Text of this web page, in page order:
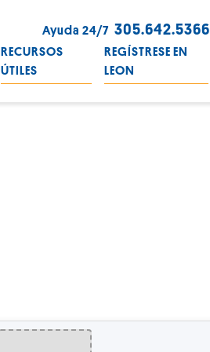
Ayuda 24/7 305.642.5366
RECURSOS
ÚTILES
REGÍSTRESE EN
LEON